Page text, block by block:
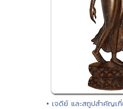
• เจดีย์ และสถูปสำคัญเ